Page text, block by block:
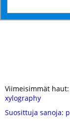
Viimeisimmät haut:
xylography
Suosittuja sanoja: